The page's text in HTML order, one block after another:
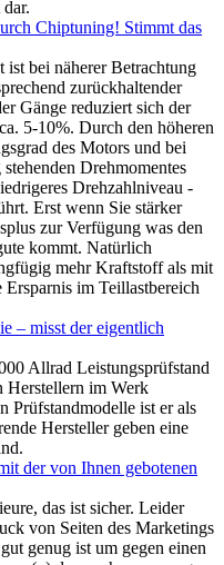
Chiptuning! Stimmt das
bei näherer Betrachtung
zurückhaltender
Gänge reduziert sich der
5-10%. Durch den höheren
des Motors und bei
Drehmomentes
Drehzahlniveau -
Erst wenn Sie stärker
zur Verfügung was den
kommt. Natürlich
mehr Kraftstoff als mit
im Teillastbereich
– misst der eigentlich
Allrad Leistungsprüfstand
Herstellern im Werk
Prüfstandmodelle ist er als
Hersteller geben eine
der von Ihnen gebotenen
das ist sicher. Leider
von Seiten des Marketings
genug ist um gegen einen